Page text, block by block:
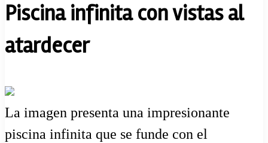
Piscina infinita con vistas al
atardecer
La imagen presenta una impresionante
piscina infinita que se funde con el